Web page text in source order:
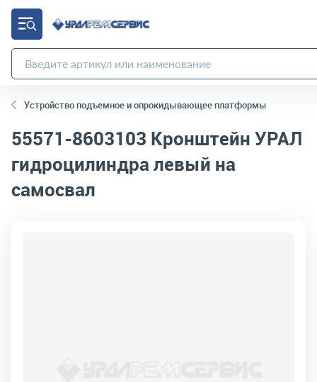
Устройство подъемное и опрокидывающее платформы
55571-8603103 Кронштейн УРАЛ
гидроцилиндра левый на
самосвал